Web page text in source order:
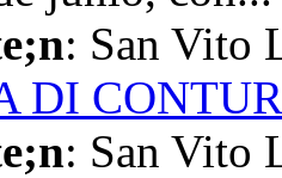
: San Vito
DI
: San Vito